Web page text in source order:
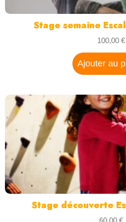
Stage semaine
100,00 €
Ajouter au
Stage découverte